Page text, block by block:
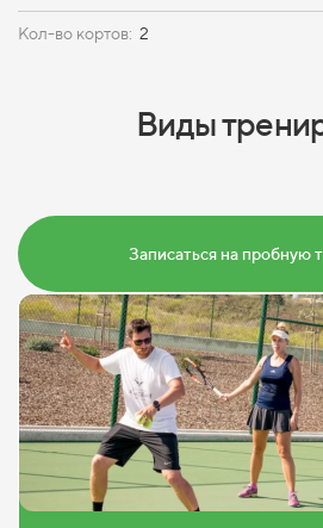
Кол-во кортов: 2
Виды
Записаться на пробную